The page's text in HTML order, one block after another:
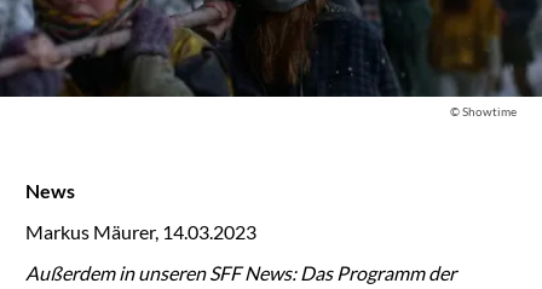
© Showtime
News
Markus Mäurer, 14.03.2023
Außerdem in unseren SFF News: Das Programm der